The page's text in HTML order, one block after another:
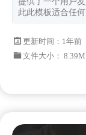
此此模板适合任
更新时间： 1年前
文件大小： 8.39M